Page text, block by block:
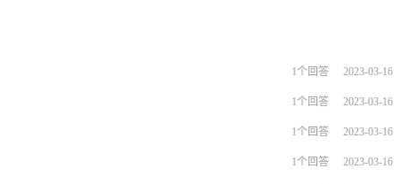
1个回答 2023-03-16
1个回答 2023-03-16
1个回答 2023-03-16
1个回答 2023-03-16